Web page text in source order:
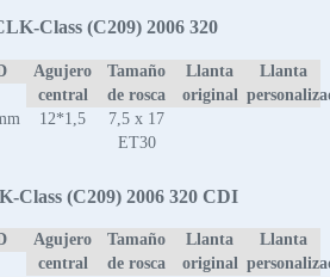
Class (C209) 2006 320
Agujero
central
Tamaño
de rosca
Llanta
original
Llanta
12*1,5
7,5 x 17
ET30
Class (C209) 2006 320 CDI
Agujero
central
Tamaño
de rosca
Llanta
original
Llanta